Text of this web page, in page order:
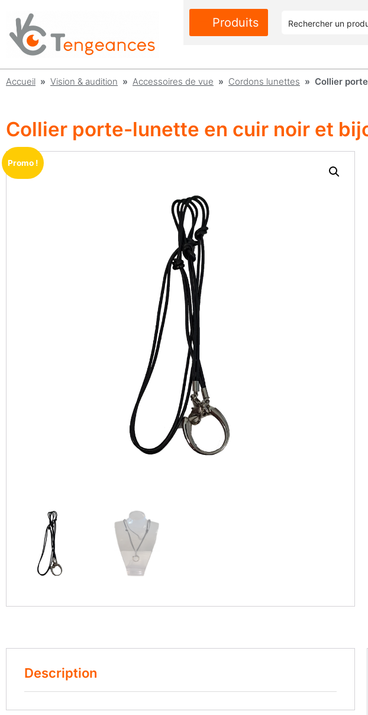
Produits
Accueil » Vision & audition » Accessoires de vue » Cordons lunettes » Collier
Collier porte-lunette en cuir noir et
Promo !
Description